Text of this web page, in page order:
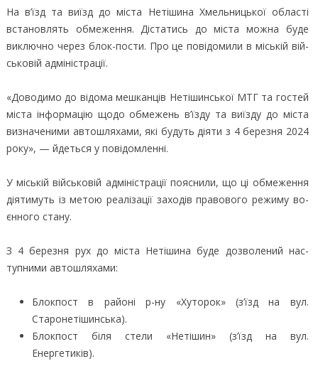
На в’їзд та виїзд до міс­та Не­ті­ши­на Хмельницької області
встановлять обмеження. Дістатись до міста можна буде
виключно через блок-пости. Про це повідомили в місь­кій вій­
сько­вій ад­мі­ніс­тра­ції.
«До­во­ди­мо до ві­до­ма меш­канців Не­ті­шинсь­кої МТГ та гос­тей
міс­та ін­форма­цію що­до об­ме­жень в’їз­ду та ви­їз­ду до міс­та
виз­на­че­ни­ми ав­тошля­ха­ми, які бу­дуть ді­яти з 4 бе­рез­ня 2024
ро­ку», — йдеть­ся у по­ві­дом­ленні.
У місь­кій вій­сько­вій ад­мі­ніс­трації по­яс­ни­ли, що ці об­ме­жен­ня
ді­яти­муть із ме­тою ре­алі­за­ції за­хо­дів пра­во­во­го ре­жи­му во­
єн­но­го ста­ну.
З 4 березня рух до міс­та Не­ті­ши­на бу­де доз­во­ле­ний нас­
тупни­ми ав­тошля­ха­ми:
Блокпост в районі р-ну «Хуторок» (з’їзд на вул.
Старонетішинська).
Блокпост біля стели «Нетішин» (з’їзд на вул.
Енергетиків).